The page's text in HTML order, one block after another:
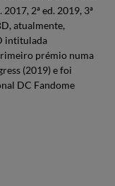
2ª ed. 2019, 3ª
atualmente,
intitulada
prémio numa
(2019) e foi
DC Fandome